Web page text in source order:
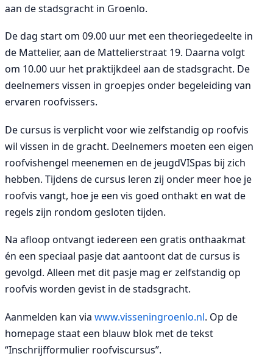
aan de stadsgracht in Groenlo.
De dag start om 09.00 uur met een theoriegedeelte in
de Mattelier, aan de Mattelierstraat 19. Daarna volgt
om 10.00 uur het praktijkdeel aan de stadsgracht. De
deelnemers vissen in groepjes onder begeleiding van
ervaren roofvissers.
De cursus is verplicht voor wie zelfstandig op roofvis
wil vissen in de gracht. Deelnemers moeten een eigen
roofvishengel meenemen en de jeugdVISpas bij zich
hebben. Tijdens de cursus leren zij onder meer hoe je
roofvis vangt, hoe je een vis goed onthakt en wat de
regels zijn rondom gesloten tijden.
Na afloop ontvangt iedereen een gratis onthaakmat
én een speciaal pasje dat aantoont dat de cursus is
gevolgd. Alleen met dit pasje mag er zelfstandig op
roofvis worden gevist in de stadsgracht.
Aanmelden kan via www.visseningroenlo.nl. Op de
homepage staat een blauw blok met de tekst
“Inschrijfformulier roofviscursus”.